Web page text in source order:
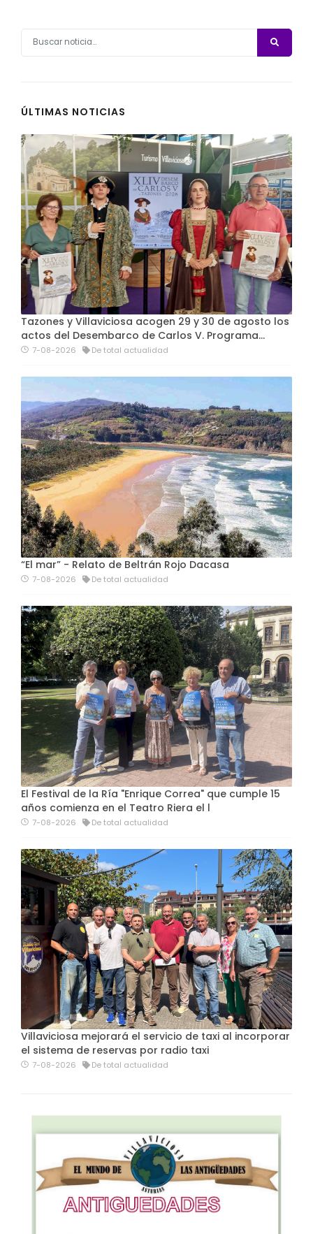
ÚLTIMAS NOTICIAS
Tazones y Villaviciosa acogen 29 y 30 de agosto los
actos del Desembarco de Carlos V. Programa…
7-08-2026 De total actualidad
“El mar” - Relato de Beltrán Rojo Dacasa
7-08-2026 De total actualidad
El Festival de la Ría "Enrique Correa" que cumple 15
años comienza en el Teatro Riera el l
7-08-2026 De total actualidad
Villaviciosa mejorará el servicio de taxi al incorporar
el sistema de reservas por radio taxi
7-08-2026 De total actualidad